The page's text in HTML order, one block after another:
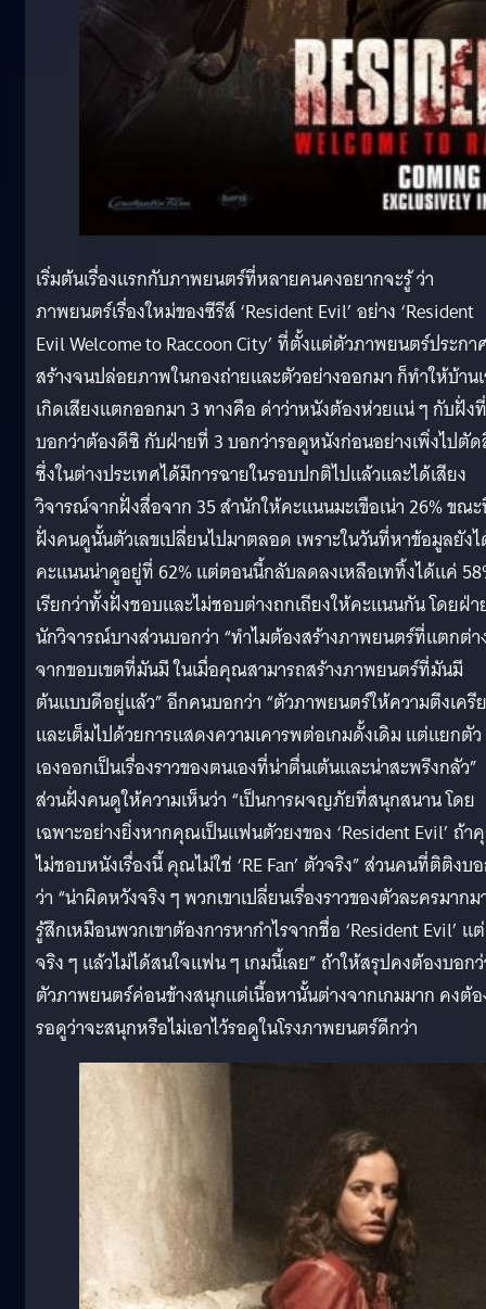
เริ่มต้นเรื่องแรกกับภาพยนตร์ที่หลายคนคงอยากจะรู้ ว่า
ภาพยนตร์เรื่องใหม่ของซีรีส์ ‘Resident Evil’ อย่าง ‘Resident
Evil Welcome to Raccoon City’ ที่ตั้งแต่ตัวภาพยนตร์ประกา
สร้างจนปล่อยภาพในกองถ่ายและตัวอย่างออกมา ก็ทำให้บ้าน
เกิดเสียงแตกออกมา 3 ทางคือ ด่าว่าหนังต้องห่วยแน่ ๆ กับฝั่งที่
บอกว่าต้องดีซิ กับฝ่ายที่ 3 บอกว่ารอดูหนังก่อนอย่างเพิ่งไปตั
ซึ่งในต่างประเทศได้มีการฉายในรอบปกติไปแล้วและได้เสียง
วิจารณ์จากฝั่งสื่อจาก 35 สำนักให้คะแนนมะเขือเน่า 26% ขณ
ฝั่งคนดูนั้นตัวเลขเปลี่ยนไปมาตลอด เพราะในวันที่หาข้อมูลยัง
คะแนนน่าดูอยู่ที่ 62% แต่ตอนนี้กลับลดลงเหลือเททิ้งได้แค่
เรียกว่าทั้งฝั่งชอบและไม่ชอบต่างถกเถียงให้คะแนนกัน โดยฝ่า
นักวิจารณ์บางส่วนบอกว่า “ทำไมต้องสร้างภาพยนตร์ที่แตกต่า
จากขอบเขตที่มันมี ในเมื่อคุณสามารถสร้างภาพยนตร์ที่มันมี
ต้นแบบดีอยู่แล้ว” อีกคนบอกว่า “ตัวภาพยนตร์ให้ความตึงเครี
และเต็มไปด้วยการแสดงความเคารพต่อเกมดั้งเดิม แต่แยกตัว
เองออกเป็นเรื่องราวของตนเองที่น่าตื่นเต้นและน่าสะพรึงกลัว”
ส่วนฝั่งคนดูให้ความเห็นว่า “เป็นการผจญภัยที่สนุกสนาน โดย
เฉพาะอย่างยิ่งหากคุณเป็นแฟนตัวยงของ ‘Resident Evil’ ถ้
ไม่ชอบหนังเรื่องนี้ คุณไม่ใช่ ‘RE Fan’ ตัวจริง” ส่วนคนที่ติติงบ
ว่า “น่าผิดหวังจริง ๆ พวกเขาเปลี่ยนเรื่องราวของตัวละครมาก
รู้สึกเหมือนพวกเขาต้องการหากำไรจากชื่อ ‘Resident Evil’ แต่
จริง ๆ แล้วไม่ได้สนใจแฟน ๆ เกมนี้เลย” ถ้าให้สรุปคงต้องบอก
ตัวภาพยนตร์ค่อนข้างสนุกแต่เนื้อหานั้นต่างจากเกมมาก คงต้
รอดูว่าจะสนุกหรือไม่เอาไว้รอดูในโรงภาพยนตร์ดีกว่า